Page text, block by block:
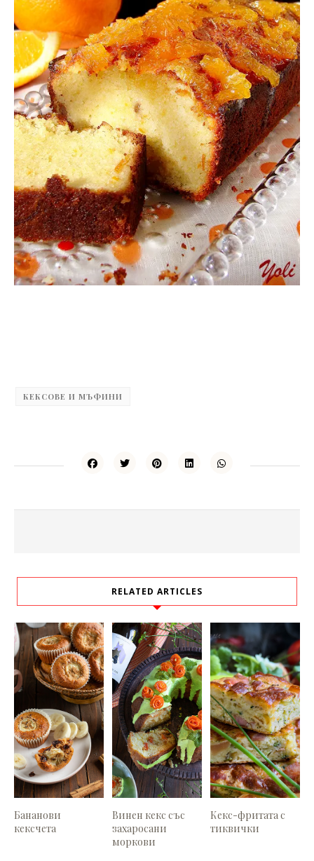
КЕКСОВЕ И МЪФИНИ
RELATED ARTICLES
Бананови
кексчета
Винен кекс със
захаросани
моркови
Кекс-фритата с
тиквички